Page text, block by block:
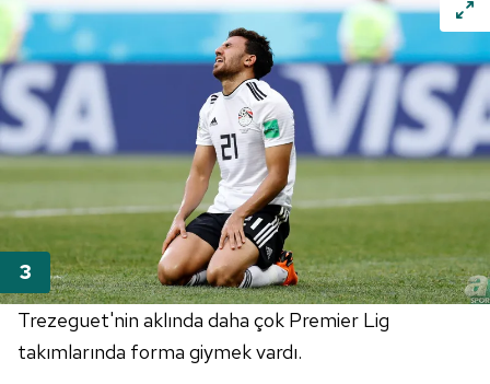
Trezeguet'nin aklında daha çok Premier Lig
takımlarında forma giymek vardı.